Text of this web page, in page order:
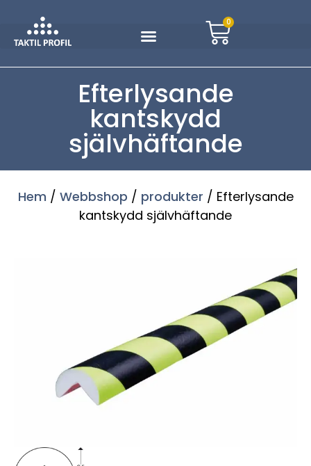
0
Efterlysande
kantskydd
självhäftande
Hem / Webbshop / produkter / Efterlysande
kantskydd självhäftande